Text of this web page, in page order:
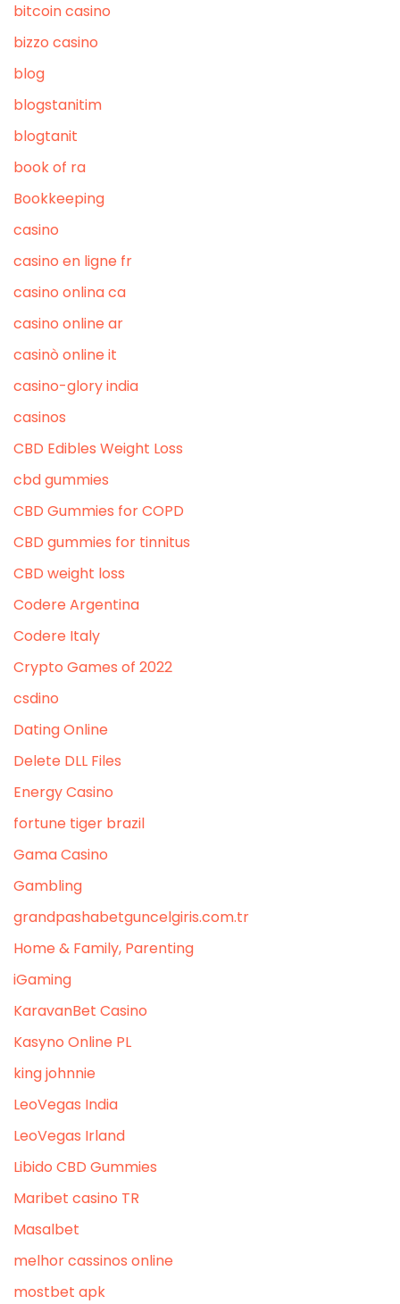
bitcoin casino
bizzo casino
blog
blogstanitim
blogtanit
book of ra
Bookkeeping
casino
casino en ligne fr
casino onlina ca
casino online ar
casinò online it
casino-glory india
casinos
CBD Edibles Weight Loss
cbd gummies
CBD Gummies for COPD
CBD gummies for tinnitus
CBD weight loss
Codere Argentina
Codere Italy
Crypto Games of 2022
csdino
Dating Online
Delete DLL Files
Energy Casino
fortune tiger brazil
Gama Casino
Gambling
grandpashabetguncelgiris.com.tr
Home & Family, Parenting
iGaming
KaravanBet Casino
Kasyno Online PL
king johnnie
LeoVegas India
LeoVegas Irland
Libido CBD Gummies
Maribet casino TR
Masalbet
melhor cassinos online
mostbet apk